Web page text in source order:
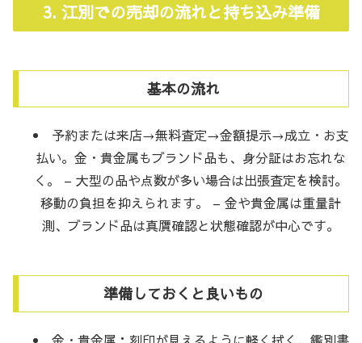
3. 江別での売却の流れと持ち込み準備
基本の流れ
予約または来店→無料査定→金額提示→成立・お支
払い。金・貴金属もブランド品も、身分証はお忘れな
く。 – 大型の品や点数が多い場合は出張査定を検討。
移動の負担を抑えられます。 – 金や貴金属は重量計
測、ブランド品は真贋確認と状態確認が中心です。
準備しておくと良いもの
金・貴金属：刻印が見えるように軽く拭く、鑑別書